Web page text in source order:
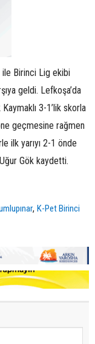
ile Birinci Lig ekibi
geldi. Lefkoşa’da
3-1’lik skorla
geçmesine rağmen
ilk yarıyı 2-1 önde
Gök kaydetti.
,K-Pet Birinci